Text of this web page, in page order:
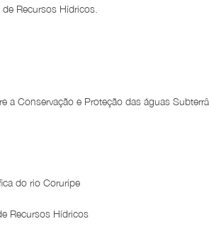
Recursos Hídricos.
a Conservação e Proteção das águas
do rio Coruripe
Recursos Hídricos